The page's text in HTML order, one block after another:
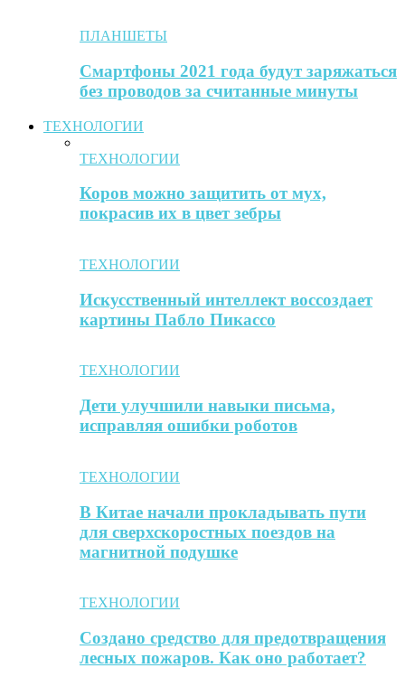
ПЛАНШЕТЫ
Смартфоны 2021 года будут заряжаться
без проводов за считанные минуты
ТЕХНОЛОГИИ
ТЕХНОЛОГИИ
Коров можно защитить от мух,
покрасив их в цвет зебры
ТЕХНОЛОГИИ
Искусственный интеллект воссоздает
картины Пабло Пикассо
ТЕХНОЛОГИИ
Дети улучшили навыки письма,
исправляя ошибки роботов
ТЕХНОЛОГИИ
В Китае начали прокладывать пути
для сверхскоростных поездов на
магнитной подушке
ТЕХНОЛОГИИ
Создано средство для предотвращения
лесных пожаров. Как оно работает?